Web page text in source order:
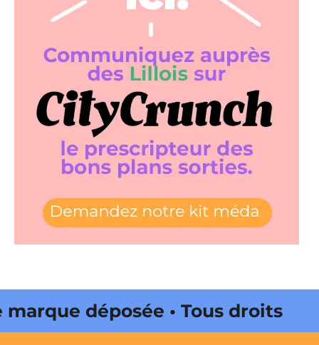
déposée • Tous droits